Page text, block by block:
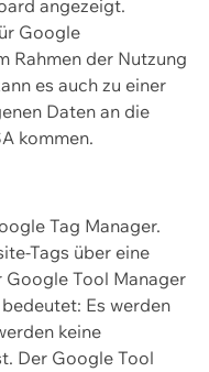
angezeigt.
Google
Rahmen der Nutzung
es auch zu einer
Daten an die
kommen.
Tag Manager.
Tags über eine
Tool Manager
Es werden
keine
Der Google Tool